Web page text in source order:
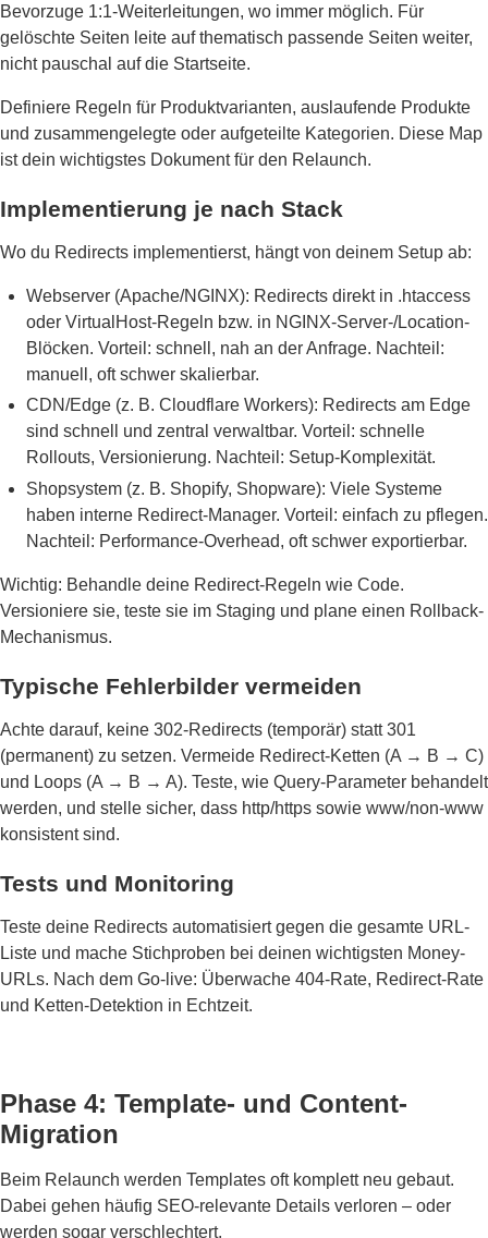
Bevorzuge 1:1-Weiterleitungen, wo immer möglich. Für
gelöschte Seiten leite auf thematisch passende Seiten weiter,
nicht pauschal auf die Startseite.
Definiere Regeln für Produktvarianten, auslaufende Produkte
und zusammengelegte oder aufgeteilte Kategorien. Diese Map
ist dein wichtigstes Dokument für den Relaunch.
Implementierung je nach Stack
Wo du Redirects implementierst, hängt von deinem Setup ab:
Webserver (Apache/NGINX): Redirects direkt in .htaccess
oder VirtualHost-Regeln bzw. in NGINX-Server-/Location-
Blöcken. Vorteil: schnell, nah an der Anfrage. Nachteil:
manuell, oft schwer skalierbar.
CDN/Edge (z. B. Cloudflare Workers): Redirects am Edge
sind schnell und zentral verwaltbar. Vorteil: schnelle
Rollouts, Versionierung. Nachteil: Setup-Komplexität.
Shopsystem (z. B. Shopify, Shopware): Viele Systeme
haben interne Redirect-Manager. Vorteil: einfach zu pflegen.
Nachteil: Performance-Overhead, oft schwer exportierbar.
Wichtig: Behandle deine Redirect-Regeln wie Code.
Versioniere sie, teste sie im Staging und plane einen Rollback-
Mechanismus.
Typische Fehlerbilder vermeiden
Achte darauf, keine 302-Redirects (temporär) statt 301
(permanent) zu setzen. Vermeide Redirect-Ketten (A → B → C)
und Loops (A → B → A). Teste, wie Query-Parameter behandelt
werden, und stelle sicher, dass http/https sowie www/non-www
konsistent sind.
Tests und Monitoring
Teste deine Redirects automatisiert gegen die gesamte URL-
Liste und mache Stichproben bei deinen wichtigsten Money-
URLs. Nach dem Go-live: Überwache 404-Rate, Redirect-Rate
und Ketten-Detektion in Echtzeit.
Phase 4: Template- und Content-
Migration
Beim Relaunch werden Templates oft komplett neu gebaut.
Dabei gehen häufig SEO-relevante Details verloren – oder
werden sogar verschlechtert.